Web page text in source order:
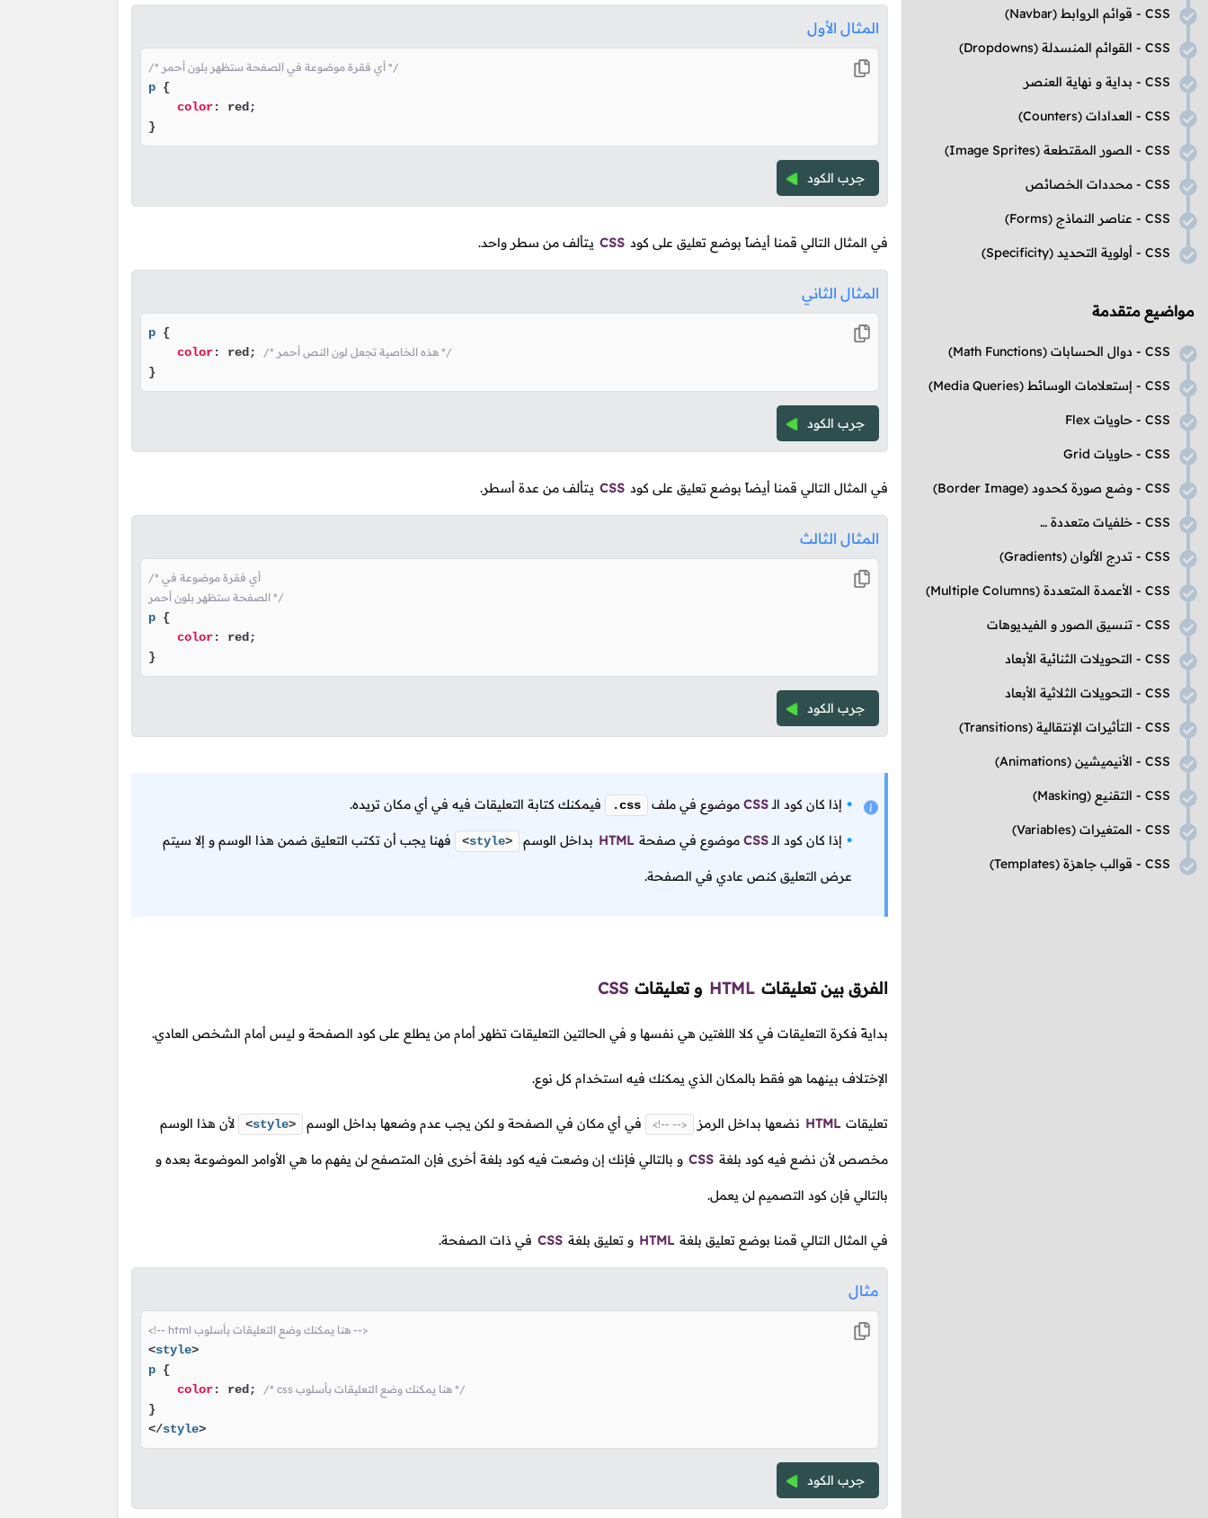
CSS - قوائم الروابط (Navbar)
CSS - القوائم المنسدلة (Dropdowns)
CSS - بداية و نهاية العنصر
CSS - العدادات (Counters)
CSS - الصور المقتطعة (Image Sprites)
CSS - محددات الخصائص
CSS - عناصر النماذج (Forms)
CSS - أولوية التحديد (Specificity)
مواضيع متقدمة
CSS - دوال الحسابات (Math Functions)
CSS - إستعلامات الوسائط (Media Queries)
CSS - حاويات Flex
CSS - حاويات Grid
CSS - وضع صورة كحدود (Border Image)
CSS - خلفيات متعددة (Multiple Backgrounds)
CSS - تدرج الألوان (Gradients)
CSS - الأعمدة المتعددة (Multiple Columns)
CSS - تنسيق الصور و الفيديوهات
CSS - التحويلات الثنائية الأبعاد
CSS - التحويلات الثلاثية الأبعاد
CSS - التأثيرات الإنتقالية (Transitions)
CSS - الأنيميشين (Animations)
CSS - التقنيع (Masking)
CSS - المتغيرات (Variables)
CSS - قوالب جاهزة (Templates)
المثال الأول
/* أي فقرة موضوعة في الصفحة ستظهر بلون أحمر */
p {
color: red;
}
جرب الكود
في المثال التالي قمنا أيضاً بوضع تعليق على كود CSS يـتألف من سطر واحد.
المثال الثاني
p {
color: red; /* هذه الخاصية تجعل لون النص أحمر */
}
جرب الكود
في المثال التالي قمنا أيضاً بوضع تعليق على كود CSS يـتألف من عدة أسطر.
المثال الثالث
/* أي فقرة موضوعة في
الصفحة ستظهر بلون أحمر */
p {
color: red;
}
جرب الكود
إذا كان كود الـCSS موضوع في ملف .css فيمكنك كتابة التعليقات فيه في أي مكان تريده.
إذا كان كود الـCSS موضوع في صفحة HTML بداخل الوسم <style> فهنا يجب أن تكتب التعليق ضمن هذا الوسم و إلا سيتم
عرض التعليق كنص عادي في الصفحة.
الفرق بين تعليقات HTML و تعليقات CSS
بدايةً فكرة التعليقات في كلا اللغتين هي نفسها و في الحالتين التعليقات تظهر أمام من يطلع على كود الصفحة و ليس أمام الشخص العادي.
الإختلاف بينهما هو فقط بالمكان الذي يمكنك فيه استخدام كل نوع.
تعليقات HTML نضعها بداخل الرمز <!-- --> في أي مكان في الصفحة و لكن يجب عدم وضعها بداخل الوسم <style> لأن هذا الوسم
مخصص لأن نضع فيه كود بلغة CSS و بالتالي فإنك إن وضعت فيه كود بلغة أخرى فإن المتصفح لن يفهم ما هي الأوامر الموضوعة بعده و
بالتالي فإن كود التصميم لن يعمل.
في المثال التالي قمنا بوضع تعليق بلغة HTML و تعليق بلغة CSS في ذات الصفحة.
مثال
<!-- html هنا يمكنك وضع التعليقات بأسلوب -->
<style>
p {
color: red; /* css هنا يمكنك وضع التعليقات بأسلوب */
</style>
جرب الكود